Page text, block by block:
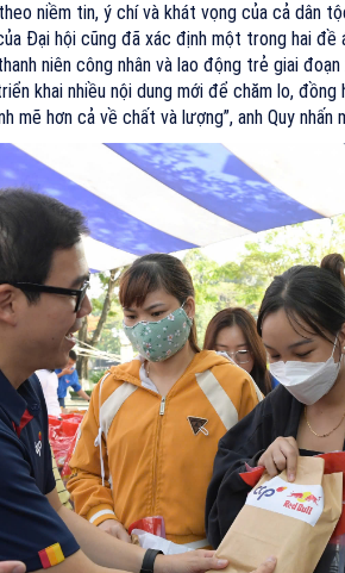
niềm tin, ý chí và khát vọng của cả dân
Đại hội cũng đã xác định một trong hai
niên công nhân và lao động trẻ giai
khai nhiều nội dung mới để chăm lo, đồng
mẽ hơn cả về chất và lượng”, anh Quy nhấn